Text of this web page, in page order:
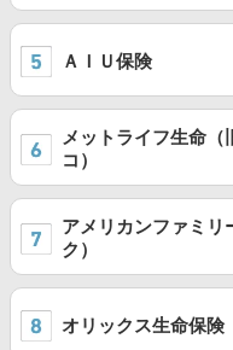
ＡＩＵ保険
メットライフ生命（
コ）
アメリカンファミリ
ク）
オリックス生命保険